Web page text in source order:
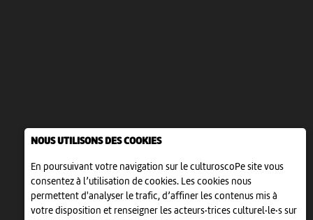
NOUS UTILISONS DES COOKIES
En poursuivant votre navigation sur le culturoscoPe site vous
consentez à l’utilisation de cookies. Les cookies nous
permettent d'analyser le trafic, d’affiner les contenus mis à
votre disposition et renseigner les acteurs·trices culturel·le·s sur